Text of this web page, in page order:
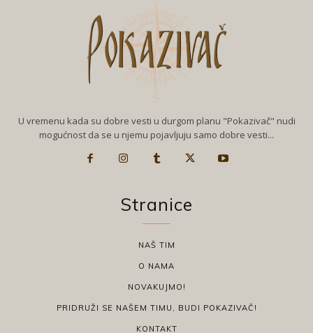
U vremenu kada su dobre vesti u durgom planu "Pokazivač" nudi
mogućnost da se u njemu pojavljuju samo dobre vesti...
Stranice
NAŠ TIM
O NAMA
NOVAKUJMO!
PRIDRUŽI SE NAŠEM TIMU, BUDI POKAZIVAČ!
KONTAKT